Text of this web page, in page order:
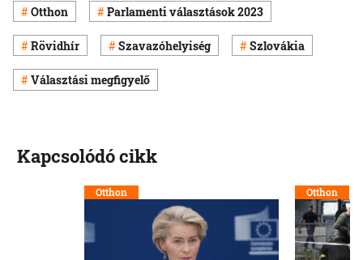
Otthon Parlamenti választások 2023
Rövidhír Szavazóhelyiség Szlovákia
Választási megfigyelő
Kapcsolódó cikk
Otthon Otthon